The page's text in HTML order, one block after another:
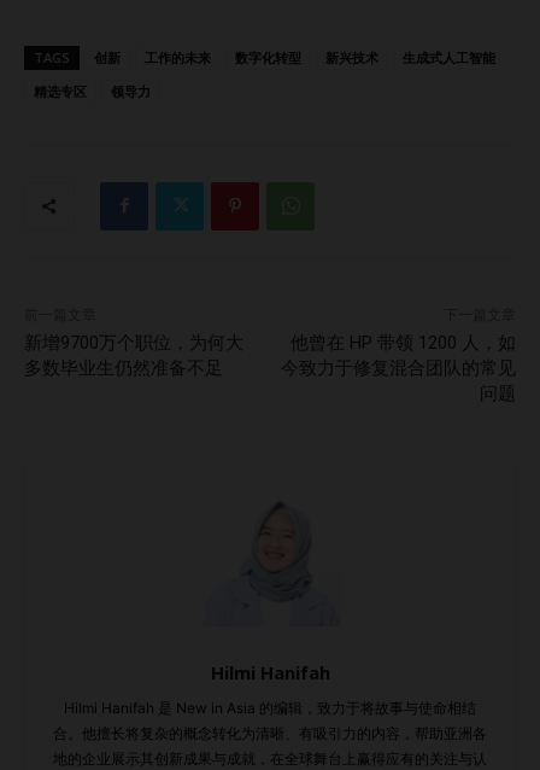
TAGS 创新 工作的未来 数字化转型 新兴技术
生成式人工智能
精选专区
领导力
新增9700万个职位，为何大
多数毕业生仍然准备不足
他曾在 HP 带领 1200 人，如
今致力于修复混合团队的常见
问题
Hilmi Hanifah
Hilmi Hanifah 是 New in Asia 的编辑，致力于将故事与使命相结
合。他擅长将复杂的概念转化为清晰、有吸引力的内容，帮助亚洲各
地的企业展示其创新成果与成就，在全球舞台上赢得应有的关注与认